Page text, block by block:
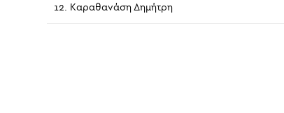
12. Καραθανάση Δημήτρη